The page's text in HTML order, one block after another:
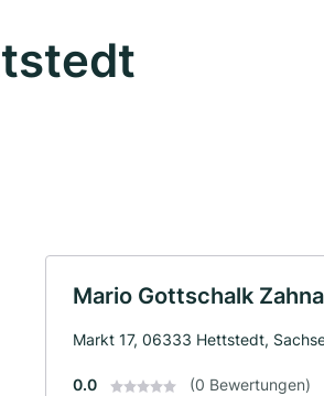
Mario Gottschalk
Markt 17, 06333 Hettstedt,
0.0 (0 Bewertungen)